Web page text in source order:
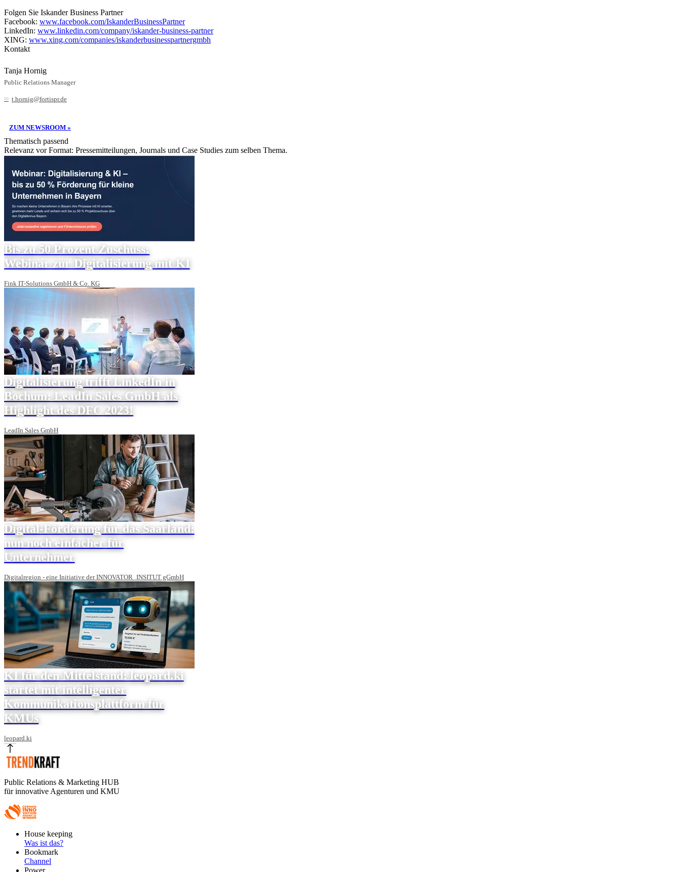
Folgen Sie Iskander Business Partner
Facebook: www.facebook.com/IskanderBusinessPartner
LinkedIn: www.linkedin.com/company/iskander-business-partner
XING: www.xing.com/companies/iskanderbusinesspartnergmbh
Kontakt
Tanja Hornig
Public Relations Manager
t.hornig@fortispr.de
ZUM NEWSROOM »
Thematisch passend
Relevanz vor Format: Pressemitteilungen, Journals und Case Studies zum selben Thema.
Bis zu 50 Prozent Zuschuss:
Webinar zur Digitalisierung mit KI
Fink IT-Solutions GmbH & Co. KG
Digitalisierung trifft LinkedIn in
Bochum: LeadIn Sales GmbH als
Highlight des DFC 2023!
LeadIn Sales GmbH
Digital-Förderung für das Saarland:
nun noch einfacher für
Unternehmer
Digitalregion - eine Initiative der INNOVATOR_INSITUT gGmbH
KI für den Mittelstand: leopard.ki
startet mit intelligenter
Kommunikationsplattform für
KMUs
leopard.ki
Public Relations & Marketing HUB
für innovative Agenturen und KMU
FooterHouse keeping
Was ist das?
Bookmark
Channel
Power